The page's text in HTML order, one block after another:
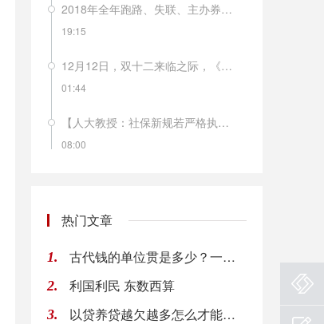
2018年全年跑路、失联、主办券商风险提示……这样的“黑天鹅”今年以来在新三板频频发生。据不完全统计，今年以来已有近20家新三板公司董事长失联。
19:15
12月12日，双十二来临之际，《南方周末》的一篇报道就解开了不少人的困惑，南极人品牌所有商品均不自己生产，品牌的拥有方南极电商只是品牌的运营方和吊牌的出售者。网上的南极人店铺有多少呢？目前南极人旗下全品牌授权经销商有846家，合作经销商3427家，授权店铺4442家。从2018年年初至今，南极人已经14次被国家质监部门及地方消费者协会拉入不合格产品黑名单。这样的滥授权，会不会毁掉南极人这个品牌？
01:44
【人大教授：社保新规若严格执行 企业负担将增长50% 】人大财政金融学院副教授马光荣表示，如果现有参保职工严格按照实际工资作为缴费基数，同时法定缴费率严格按照28%执行的话，整个企业部门的社保缴费负担上升50%左右，企业的用工成本会上升7.5%，企业的利润会下降8.2%。短期之内，因为工资有黏性，所以社保费负担的上升主要由企业承担；但是中长期看的话，用工成本上升导致部分制造业企业可能会出现外迁，工人工资会下降。
08:00
08:00
08:00
热门文章
1. 古代钱的单位贯是多少？一贯钱多少人民币？
2. 利国利民 东数西算
3. 以贷养贷越欠越多怎么才能自救 网贷欠款太多应该这样做